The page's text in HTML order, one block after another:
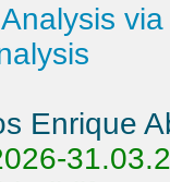
Enrique